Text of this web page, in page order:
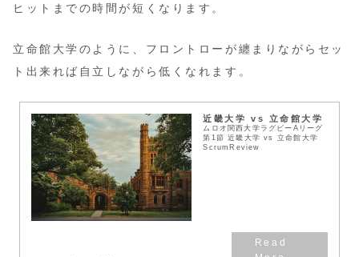
ヒットまでの時間が短くなります。
立命館大学のように、フロントローが纏まりながらセッ
ト出来れば自立しながら低くなれます。
近畿大学 vs 立命館大学
ムロオ関西大学ラグビーAリーグ
第1節 近畿大学 vs 立命館大学
ScrumReview